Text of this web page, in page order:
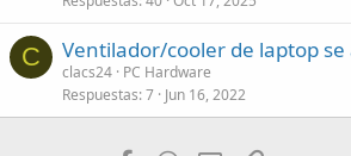
C Ventilador/cooler de laptop se
clacs24 PC Hardware
Respuestas 7 Jun 16, 2022